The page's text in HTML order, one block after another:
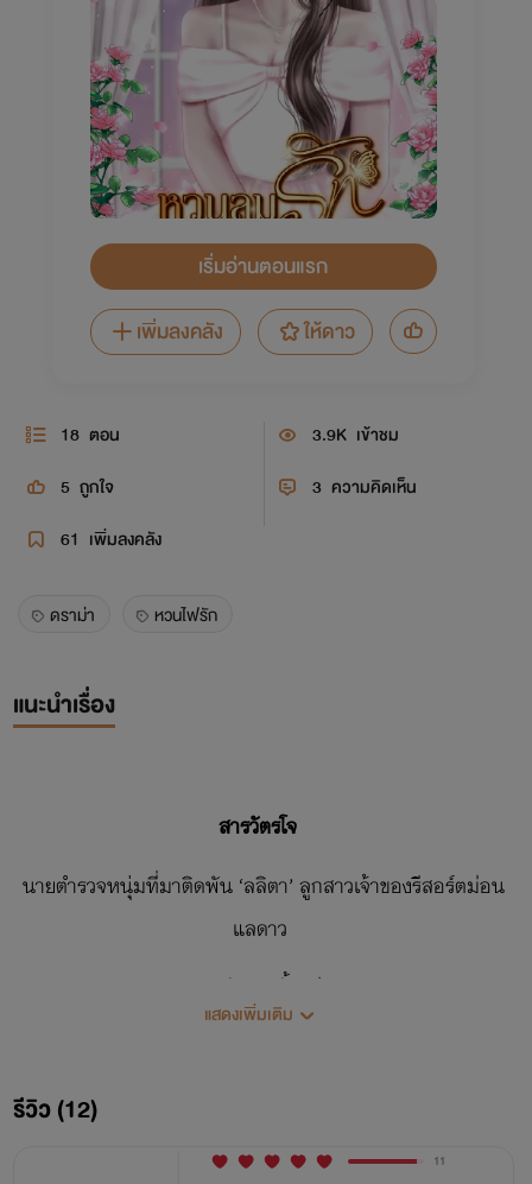
เริ่มอ่านตอนแรก
เพิ่มลงคลัง
ให้ดาว
18 ตอน 3.9K เข้าชม
5 ถูกใจ 3 ความคิดเห็น
61 เพิ่มลงคลัง
ดราม่า หวนไฟรัก
แนะนำเรื่อง
สารวัตรโจ
นายตำรวจหนุ่มที่มาติดพัน ‘ลลิตา’ ลูกสาวเจ้าของรีสอร์ตม่อน
แลดาว
เขาตกหลุมรักเธอตั้งแต่แรกพบ
แสดงเพิ่มเติม
รีวิว (12)
11